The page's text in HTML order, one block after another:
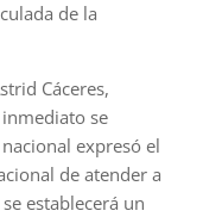
de la
Cáceres,
se
expresó el
de atender a
establecerá un